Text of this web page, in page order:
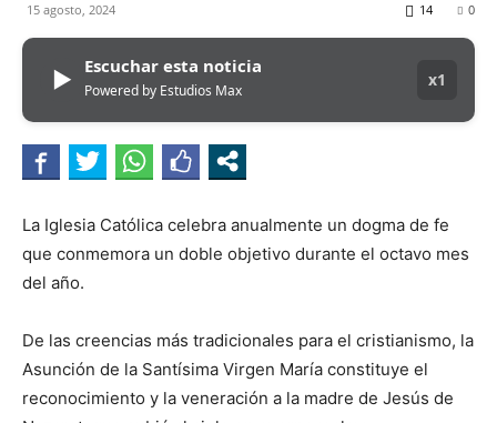
15 agosto, 2024 0
14
▶ Escuchar esta noticia
Powered by Estudios Max
x1
La Iglesia Católica celebra anualmente un dogma de fe
que conmemora un doble objetivo durante el octavo mes
del año.
De las creencias más tradicionales para el cristianismo, la
Asunción de la Santísima Virgen María constituye el
reconocimiento y la veneración a la madre de Jesús de